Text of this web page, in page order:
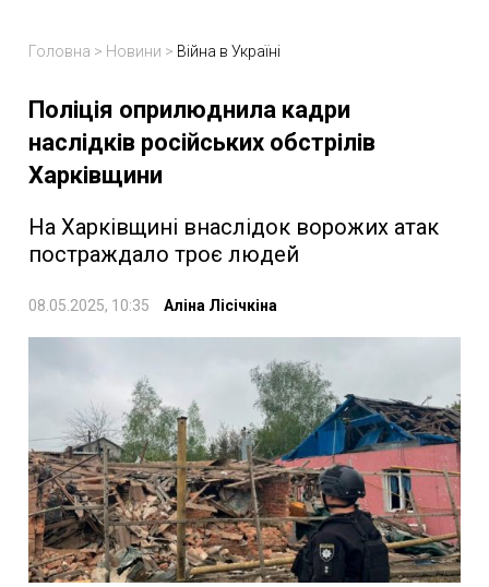
Головна > Новини > Війна в Україні
Поліція оприлюднила кадри
наслідків російських обстрілів
Харківщини
На Харківщині внаслідок ворожих атак
постраждало троє людей
08.05.2025, 10:35 Аліна Лісічкіна